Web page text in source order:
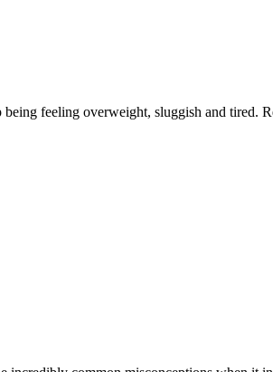
feeling overweight, sluggish and tired.